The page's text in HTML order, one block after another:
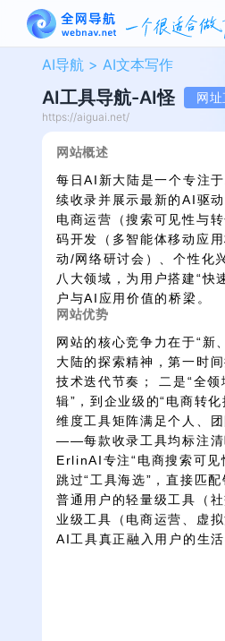
AI导航 >AI文本写作
AI工具导航-AI怪 网
https://aiguai.net/
网站概述
每日AI新大陆是一个专注
续收录并展示最新的AI驱
电商运营（搜索可见性与
码开发（多智能体移动应
动/网络研讨会）、个性化
八大领域，为用户搭建“快
户与AI应用价值的桥梁。
网站优势
网站的核心竞争力在于“
大陆的探索精神，第一时
技术迭代节奏； 二是“全
辑”，到企业级的“电商转
维度工具矩阵满足个人、
——每款收录工具均标注清
ErlinAI专注“电商搜索可见
跳过“工具海选”，直接匹
普通用户的轻量级工具（
业级工具（电商运营、虚
AI工具真正融入用户的生活